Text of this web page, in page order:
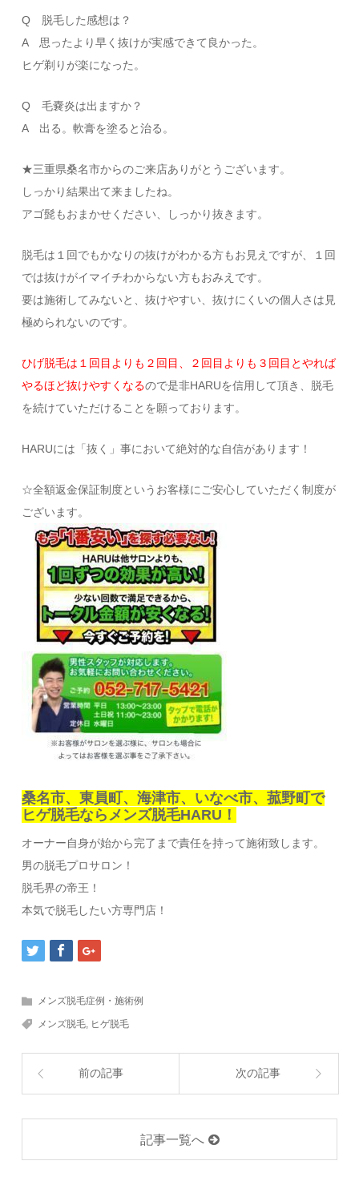
Q 脱毛した感想は？
A 思ったより早く抜けが実感できて良かった。
ヒゲ剃りが楽になった。
Q 毛嚢炎は出ますか？
A 出る。軟膏を塗ると治る。
★三重県桑名市からのご来店ありがとうございます。
しっかり結果出て来ましたね。
アゴ髭もおまかせください、しっかり抜きます。
脱毛は１回でもかなりの抜けがわかる方もお見えですが、１回
では抜けがイマイチわからない方もおみえです。
要は施術してみないと、抜けやすい、抜けにくいの個人さは見
極められないのです。
ひげ脱毛は１回目よりも２回目、２回目よりも３回目とやれば
やるほど抜けやすくなるので是非HARUを信用して頂き、脱毛
を続けていただけることを願っております。
HARUには「抜く」事において絶対的な自信があります！
☆全額返金保証制度というお客様にご安心していただく制度が
ございます。
桑名市、東員町、海津市、いなべ市、菰野町で
ヒゲ脱毛ならメンズ脱毛HARU！
オーナー自身が始から完了まで責任を持って施術致します。
男の脱毛プロサロン！
脱毛界の帝王！
本気で脱毛したい方専門店！
メンズ脱毛症例・施術例
メンズ脱毛, ヒゲ脱毛
前の記事 次の記事
記事一覧へ